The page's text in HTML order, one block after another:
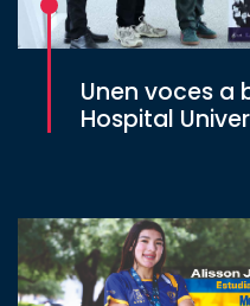
Unen voces a
Hospital